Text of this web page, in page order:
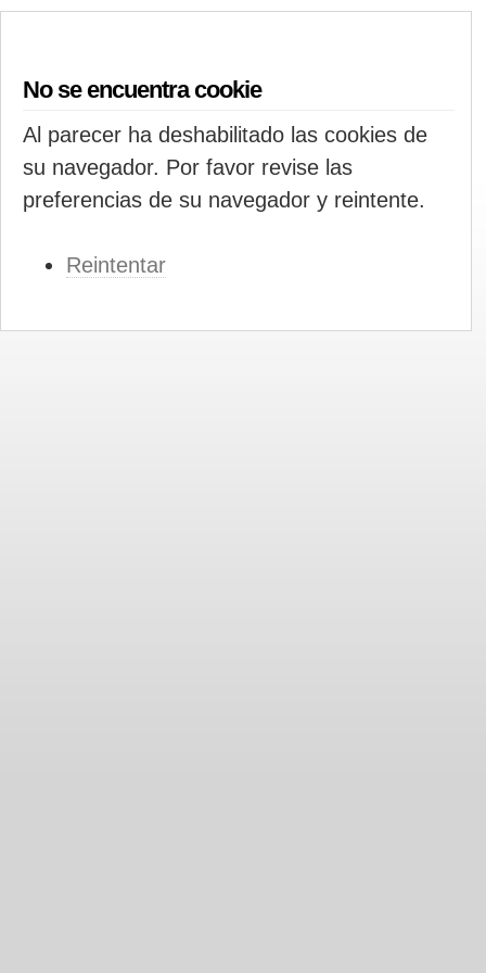
No se encuentra cookie
Al parecer ha deshabilitado las cookies de
su navegador. Por favor revise las
preferencias de su navegador y reintente.
Reintentar